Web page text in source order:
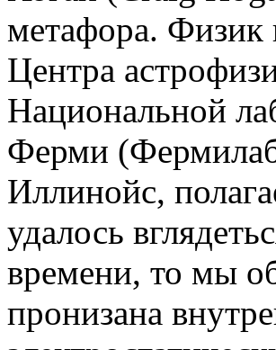
метафора. Физик
Центра
Национальной
Ферми
Иллинойс,
удалось
времени, то мы
пронизана